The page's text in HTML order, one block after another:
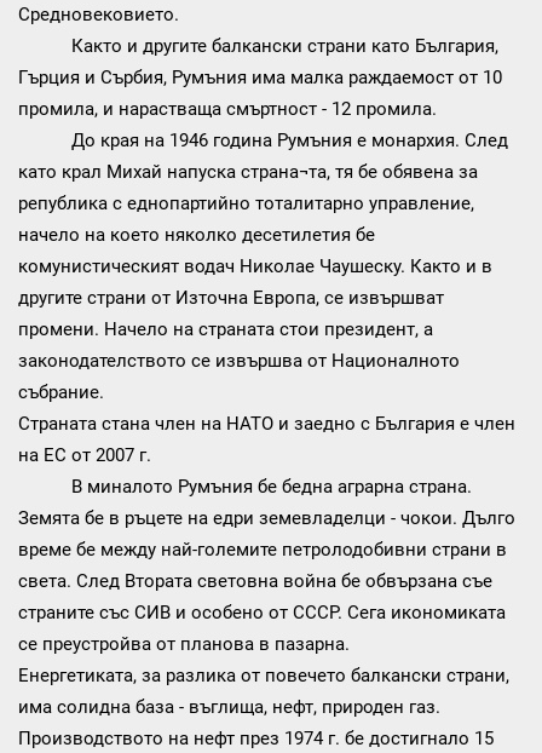
Средновековието.
Както и другите балкански страни като България,
Гърция и Сърбия, Румъния има малка раждаемост от 10
промила, и нарастваща смъртност - 12 промила.
До края на 1946 година Румъния е монархия. След
като крал Михай напуска страна¬та, тя бе обявена за
република с еднопартийно тоталитарно управление,
начело на което няколко десетилетия бе
комунистическият водач Николае Чаушеску. Както и в
другите страни от Източна Европа, се извършват
промени. Начело на страната стои президент, а
законодателството се извършва от Националното
събрание.
Страната стана член на НАТО и заедно с България е член
на ЕС от 2007 г.
В миналото Румъния бе бедна аграрна страна.
Земята бе в ръцете на едри земевладелци - чокои. Дълго
време бе между най-големите петролодобивни страни в
света. След Втората световна война бе обвързана съе
страните със СИВ и особено от СССР. Сега икономиката
се преустройва от планова в пазарна.
Енергетиката, за разлика от повечето балкански страни,
има солидна база - въглища, нефт, природен газ.
Производството на нефт през 1974 г. бе достигнало 15